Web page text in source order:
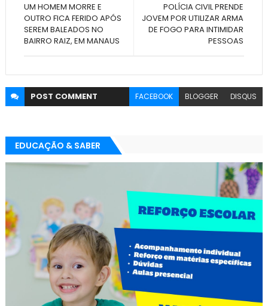
POLÍCIA CIVIL PRENDE
JOVEM POR UTILIZAR ARMA
DE FOGO PARA INTIMIDAR
PESSOAS
UM HOMEM MORRE E
OUTRO FICA FERIDO APÓS
SEREM BALEADOS NO
BAIRRO RAIZ, EM MANAUS
POST COMMENT FACEBOOK BLOGGER DISQUS
EDUCAÇÃO & SABER